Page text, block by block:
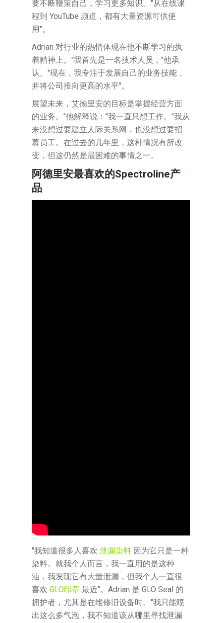
要不断鞭策自己，学习更多知识。"从在线课
程到 YouTube 频道，都有大量资源可供使
用"。
Adrian 对行业的热情体现在他不断学习的执
着精神上。"我首先是一名技术人员，"他承
认。"现在，我专注于发展自己的业务技能，
并将公司推向更高的水平"。
展望未来，艾德里安的目标是掌握经营方面
的业务。"他解释说："我一直只想工作。"我从
来没想过要建立人际关系网，也没想过要招
募员工。在过去的几年里，这种情况有所改
变，但这仍然是最困难的事情之一。
阿德里安最喜欢的Spectroline产
品
"我知道很多人喜欢泄漏染料 因为它只是一种
染料。就我个人而言，我一直用的是这种
油，我发现它有大量泄漏，但我个人一直很
喜欢GLO印章 最近"。Adrian 是 GLO Seal 的
拥护者，尤其是在维修旧设备时。"我只能喷
出这么多气泡，我不知道该从哪里寻找泄漏